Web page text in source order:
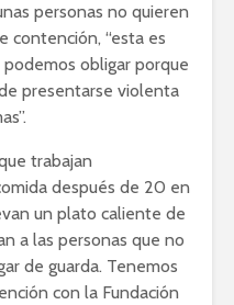
personas no quieren
contención, “esta es
obligar porque
presentarse violenta
trabajan
después de 20 en
un plato caliente de
a las personas que no
de guarda. Tenemos
con la Fundación